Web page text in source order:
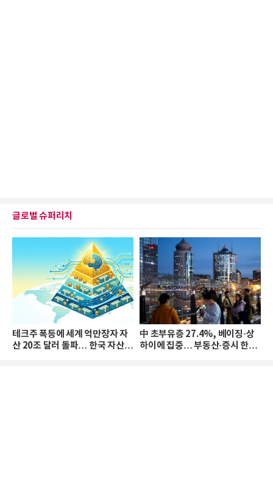
글로벌 슈퍼리치
테크주 폭등에 세계 억만장자 자
산 20조 달러 돌파… 한국 자산
中 초부유층 27.4%, 베이징·상
하이에 집중… 부동산·증시 한파